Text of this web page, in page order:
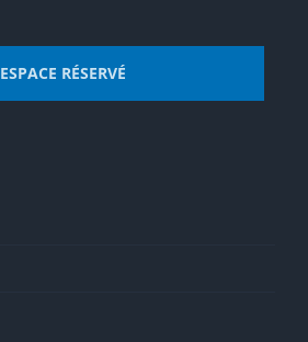
ESPACE RÉSERVÉ